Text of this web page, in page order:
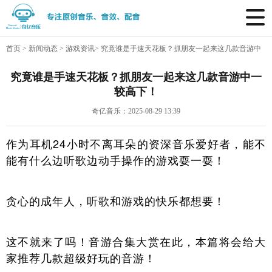
首页 > 新闻动态 > 游戏资讯> 究竟谁是手速天花板？抓朋友一起来这几款音游中
一较高下！
究竟谁是手速天花板？抓朋友一起来这几款音游中一
较高下！
奇亿音乐：2025-08-29 13:39
作为耳机24小时不离耳朵的资深音乐爱好者，能不
能有什么边听歌边动手操作的游戏耍一耍！
贪心的成年人，听歌和游戏的快乐都想要！
这不就来了吗！音游合集大赏在此，本篇将会给大
家推荐几款超级好玩的音游！